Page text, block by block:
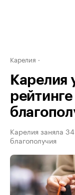
Карелия
Карелия
Карелия заняла
благополучия